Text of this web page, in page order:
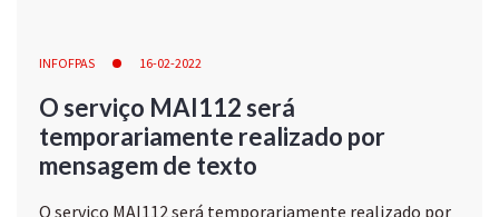
INFOFPAS 16-02-2022
O serviço MAI112 será
temporariamente realizado por
mensagem de texto
O serviço MAI112 será temporariamente realizado por